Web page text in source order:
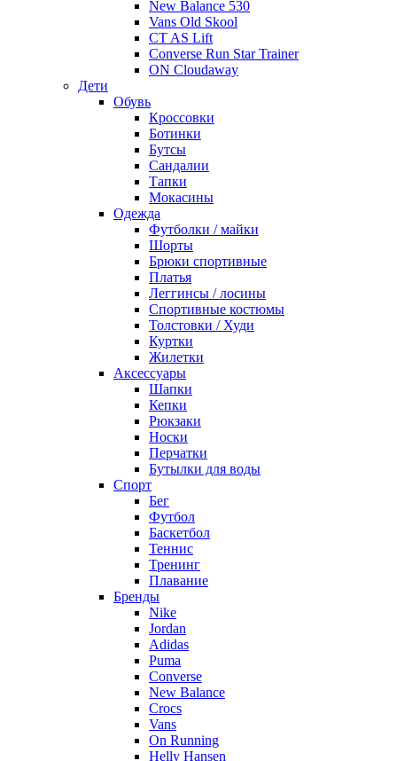
New Balance 530
Vans Old Skool
CT AS Lift
Converse Run Star Trainer
ON Cloudaway
Дети
Обувь
Кроссовки
Ботинки
Бутсы
Сандалии
Тапки
Мокасины
Одежда
Футболки / майки
Шорты
Брюки спортивные
Платья
Леггинсы / лосины
Спортивные костюмы
Толстовки / Худи
Куртки
Жилетки
Аксессуары
Шапки
Кепки
Рюкзаки
Носки
Перчатки
Бутылки для воды
Спорт
Бег
Футбол
Баскетбол
Теннис
Тренинг
Плавание
Бренды
Nike
Jordan
Adidas
Puma
Converse
New Balance
Crocs
Vans
On Running
Helly Hansen